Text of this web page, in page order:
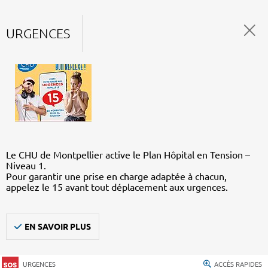
URGENCES
Le CHU de Montpellier active le Plan Hôpital en Tension –
Niveau 1.
Pour garantir une prise en charge adaptée à chacun,
appelez le 15 avant tout déplacement aux urgences.
EN SAVOIR PLUS
URGENCES ACCÈS RAPIDES